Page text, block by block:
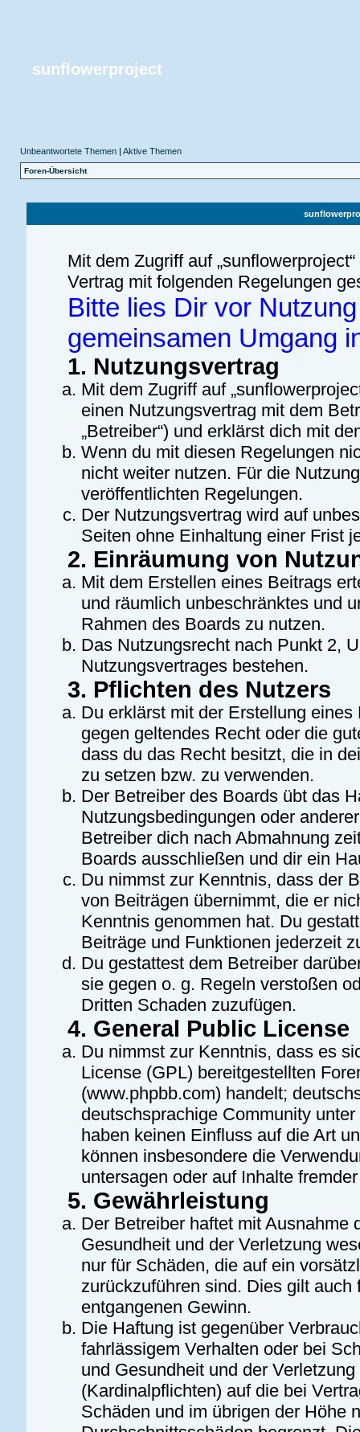
sunflowerproject
Unbeantwortete Themen| Aktive Themen
Foren-Übersicht
Mit dem Zugriff auf
Vertrag mit folgenden Regelungen
Bitte lies Dir vor
gemeinsamen Umgang
1. Nutzungsvertrag
Mit dem Zugriff auf
einen Nutzungsvertrag mit dem
„Betreiber“) und erklärst dich mit
Wenn du mit diesen Regelungen
nicht weiter nutzen. Für die
veröffentlichten Regelungen.
Der Nutzungsvertrag wird auf
Seiten ohne Einhaltung einer Frist
2. Einräumung von
Mit dem Erstellen eines Beitrags
und räumlich unbeschränktes und
Rahmen des Boards zu nutzen.
Das Nutzungsrecht nach Punkt 2,
Nutzungsvertrages bestehen.
3. Pflichten des Nutzers
Du erklärst mit der Erstellung
gegen geltendes Recht oder die
dass du das Recht besitzt, die in
zu setzen bzw. zu verwenden.
Der Betreiber des Boards übt das
Nutzungsbedingungen oder
Betreiber dich nach Abmahnung
Boards ausschließen und dir ein
Du nimmst zur Kenntnis, dass der
von Beiträgen übernimmt, die er
Kenntnis genommen hat. Du
Beiträge und Funktionen jederzeit
Du gestattest dem Betreiber
sie gegen o. g. Regeln verstoßen
Dritten Schaden zuzufügen.
4. General Public License
Du nimmst zur Kenntnis, dass es
License (GPL) bereitgestellten
(www.phpbb.com) handelt;
deutschsprachige Community
haben keinen Einfluss auf die Art
können insbesondere die
untersagen oder auf Inhalte
5. Gewährleistung
Der Betreiber haftet mit Ausnahme
Gesundheit und der Verletzung
nur für Schäden, die auf ein
zurückzuführen sind. Dies gilt
entgangenen Gewinn.
Die Haftung ist gegenüber
fahrlässigem Verhalten oder bei
und Gesundheit und der
(Kardinalpflichten) auf die bei
Schäden und im übrigen der Höhe